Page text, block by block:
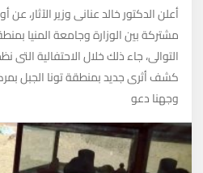
أعلن الدكتور خالد عنانى وزير الآثار،
مشتركة بين الوزارة وجامعة المنيا
التوالى، جاء ذلك خلال الاحتفالية التى
كشف أثرى جديد بمنطقة تونا الجبل
وجهنا دعو